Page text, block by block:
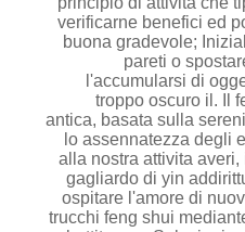
verificarne benefici ed
buona gradevole;
pareti o
l'accumularsi di
troppo oscuro il. Il
antica, basata sulla
lo assennatezza degli
alla nostra attivita
gagliardo di yin
ospitare l'amore di
trucchi feng shui